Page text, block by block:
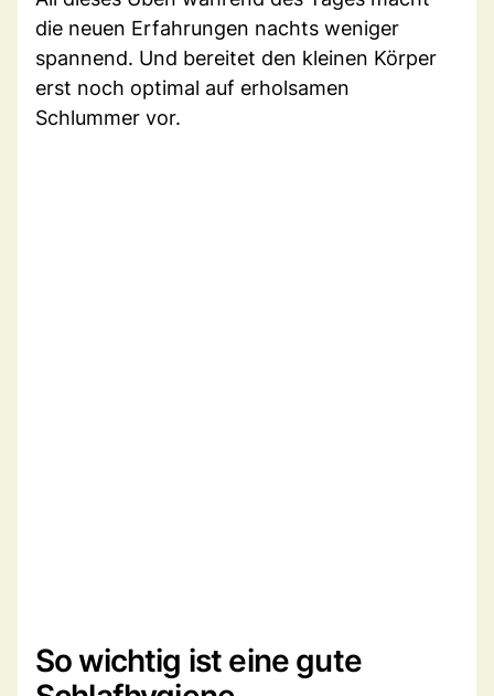
die neuen Erfahrungen nachts weniger
spannend. Und bereitet den kleinen Körper
erst noch optimal auf erholsamen
Schlummer vor.
So wichtig ist eine gute